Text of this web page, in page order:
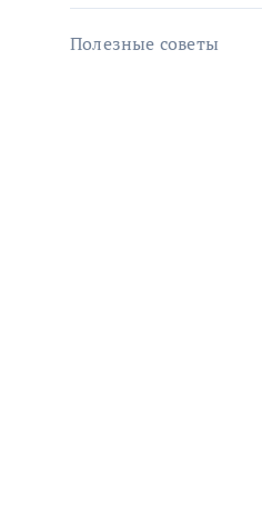
Полезные советы